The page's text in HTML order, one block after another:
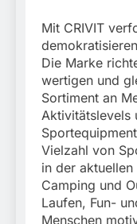
Mit CRIVIT
Die Marke
wertigen und
Sortiment an
Aktivitätslevels
Vielzahl von
in der
Camping und
Laufen, Fun-
Menschen